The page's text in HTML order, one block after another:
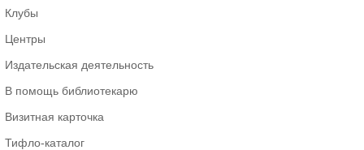
Клубы
Центры
Издательская деятельность
В помощь библиотекарю
Визитная карточка
Тифло-каталог